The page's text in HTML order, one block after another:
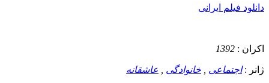
دانلود فیلم ایرانی
اکران : 1392
ژانر :اجتماعی , خانوادگی , عاشقانه